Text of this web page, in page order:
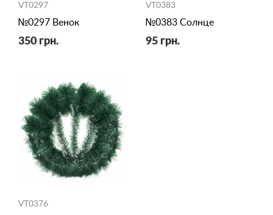
VT0297
№0297 Венок
350 грн.
VT0383
№0383 Солнце
95 грн.
VT0376